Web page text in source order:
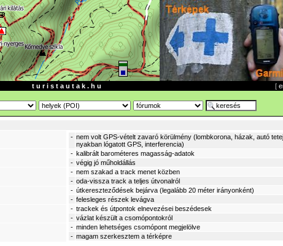
t u r i s t a u t a k . h u [
- nem volt GPS-vételt zavaró körülmény (lombkorona, házak, autó
nyakban lógatott GPS, interferencia)
- kalibrált barométeres magasság-adatok
- végig jó műholdállás
- nem szakad a track menet közben
- oda-vissza track a teljes útvonalról
- útkereszteződések bejárva (legalább 20 méter irányonként)
- felesleges részek levágva
- trackek és útpontok elnevezései beszédesek
- vázlat készült a csomópontokról
- minden lehetséges csomópont megjelölve
- magam szerkesztem a térképre